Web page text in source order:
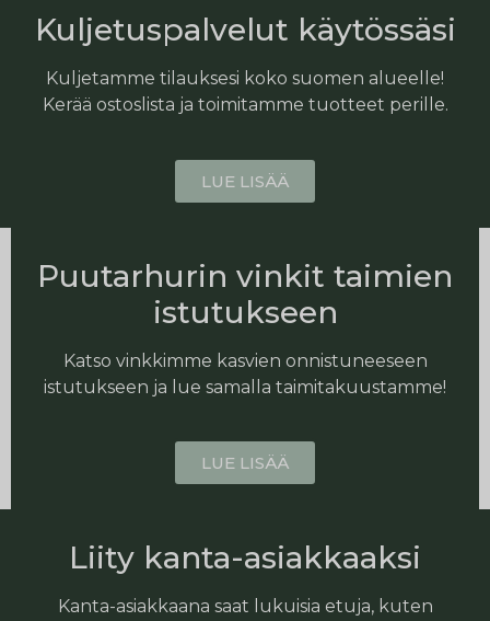
Kuljetuspalvelut käytössäsi
Kuljetamme tilauksesi koko suomen alueelle!
Kerää ostoslista ja toimitamme tuotteet perille.
LUE LISÄÄ
Puutarhurin vinkit taimien
istutukseen
Katso vinkkimme kasvien onnistuneeseen
istutukseen ja lue samalla taimitakuustamme!
LUE LISÄÄ
Liity kanta-asiakkaaksi
Kanta-asiakkaana saat lukuisia etuja, kuten